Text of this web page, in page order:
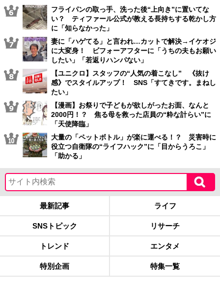
フライパンの取っ手、洗った後“上向き”に置いてな
い？ ティファール公式が教える長持ちする乾かし方
に「知らなかった」
妻に「ハゲてる」と言われ…カットで解決→イケオジ
に大変身！ ビフォーアフターに「うちの夫もお願い
したい」「若返りハンパない」
【ユニクロ】スタッフの“人気の着こなし” 《抜け
感》でスタイルアップ！ SNS「すてきです。まねし
たい」
【漫画】お祭りで子どもが欲しがったお面、なんと
2000円！？ 焦る母を救った店員の“粋な計らい”に
「天使降臨」
大量の「ペットボトル」が楽に運べる！？ 災害時に
役立つ自衛隊の“ライフハック”に「目からうろこ」
「助かる」
最新記事 ライフ
SNSトピック リサーチ
トレンド エンタメ
特別企画 特集一覧